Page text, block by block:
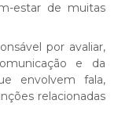
estar de muitas
por avaliar,
e da
envolvem fala,
relacionadas